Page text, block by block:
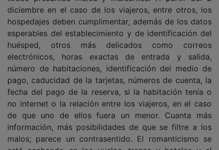
diciembre en el caso de los viajeros, entre otros, los
hospedajes deben cumplimentar, además de los datos
esperables del establecimiento y de identificación del
huésped, otros más delicados como correos
electrónicos, horas exactas de entrada y salida,
número de habitaciones, identificación del medio de
pago, caducidad de la tarjetas, números de cuenta, la
fecha del pago de la reserva, si la habitación tenía o
no internet o la relación entre los viajeros, en el caso
de que uno de ellos fuera un menor. Cuanta más
información, más posibilidades de que se filtre a los
malos; parece un contrasentido. El romanticismo se
está acabando en los vuelos, trenes y hoteles y el